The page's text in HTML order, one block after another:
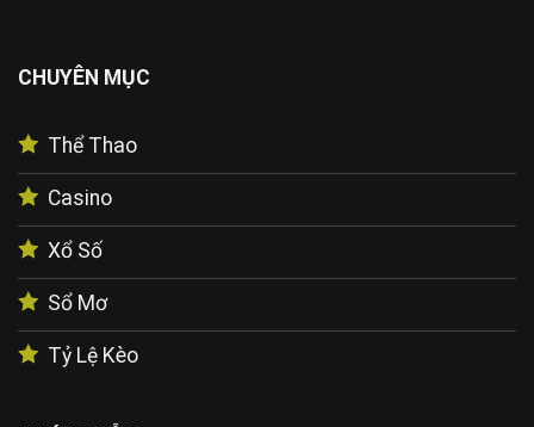
CHUYÊN MỤC
Thể Thao
Casino
Xổ Số
Sổ Mơ
Tỷ Lệ Kèo